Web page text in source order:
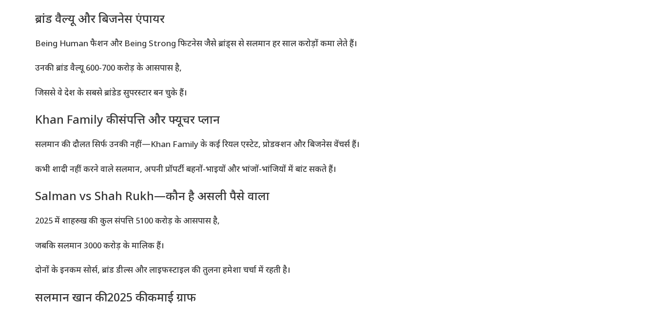
ब्रांड वैल्यू और बिजनेस एंपायर
Being Human फैशन और Being Strong फिटनेस जैसे ब्रांड्स से सलमान हर साल करोड़ों कमा लेते हैं।
उनकी ब्रांड वैल्यू 600-700 करोड़ के आसपास है,
जिससे वे देश के सबसे ब्रांडेड सुपरस्टार बन चुके हैं।
Khan Family की संपत्ति और फ्यूचर प्लान
सलमान की दौलत सिर्फ उनकी नहीं—Khan Family के कई रियल एस्टेट, प्रोडक्शन और बिजनेस वेंचर्स हैं।
कभी शादी नहीं करने वाले सलमान, अपनी प्रॉपर्टी बहनों-भाइयों और भांजों-भांजियों में बांट सकते हैं।
Salman vs Shah Rukh—कौन है असली पैसे वाला
2025 में शाहरुख की कुल संपत्ति 5100 करोड़ के आसपास है,
जबकि सलमान 3000 करोड़ के मालिक हैं।
दोनों के इनकम सोर्स, ब्रांड डील्स और लाइफस्टाइल की तुलना हमेशा चर्चा में रहती है।
सलमान खान की 2025 की कमाई ग्राफ